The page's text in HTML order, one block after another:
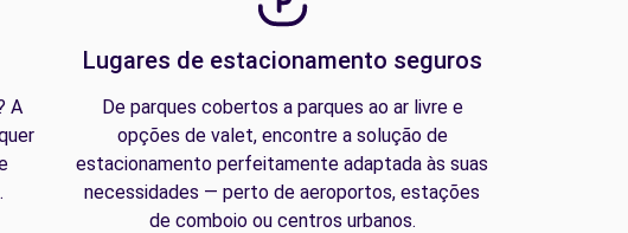
A
Lugares de estacionamento seguros
De parques cobertos a parques ao ar livre e
opções de valet, encontre a solução de
estacionamento perfeitamente adaptada às suas
necessidades — perto de aeroportos, estações
de comboio ou centros urbanos.